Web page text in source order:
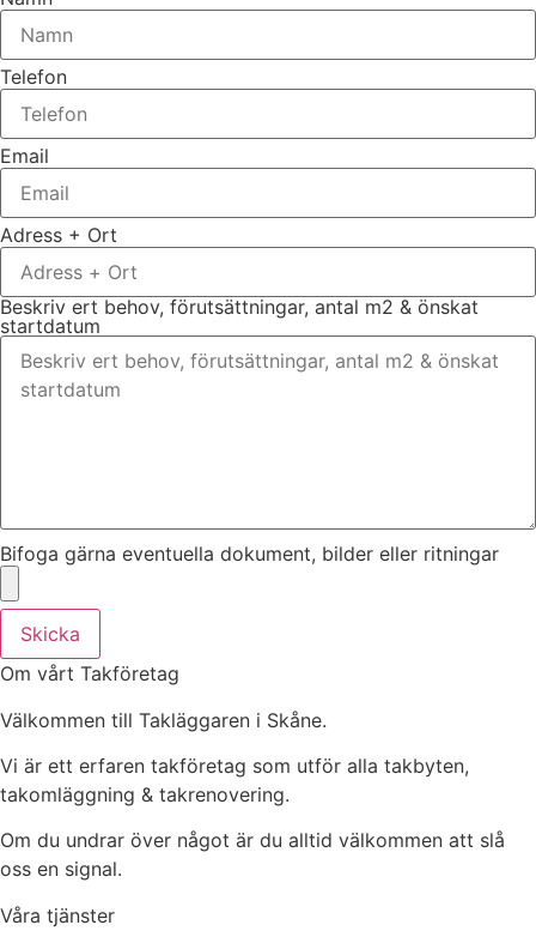
Telefon
Email
Adress + Ort
Beskriv ert behov, förutsättningar, antal m2 & önskat
startdatum
Bifoga gärna eventuella dokument, bilder eller ritningar
Skicka
Om vårt Takföretag
Välkommen till Takläggaren i Skåne.
Vi är ett erfaren takföretag som utför alla takbyten,
takomläggning & takrenovering.
Om du undrar över något är du alltid välkommen att slå
oss en signal.
Våra tjänster